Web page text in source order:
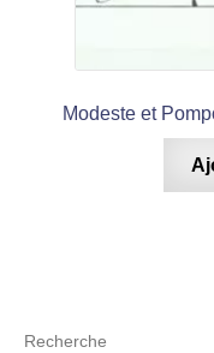
Modeste et
Recherche